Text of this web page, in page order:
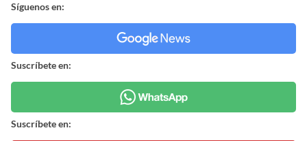
Síguenos en:
Suscríbete en:
Suscríbete en: